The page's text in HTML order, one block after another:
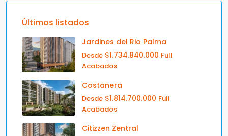
Últimos listados
Jardines del Rio Palma
Desde $1.734.840.000 Full
Acabados
Costanera
Desde $1.814.700.000 Full
Acabados
Citizzen Zentral